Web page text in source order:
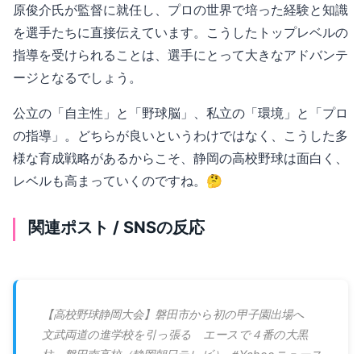
原俊介氏が監督に就任し、プロの世界で培った経験と知識
を選手たちに直接伝えています。こうしたトップレベルの
指導を受けられることは、選手にとって大きなアドバンテ
ージとなるでしょう。
公立の「自主性」と「野球脳」、私立の「環境」と「プロ
の指導」。どちらが良いというわけではなく、こうした多
様な育成戦略があるからこそ、静岡の高校野球は面白く、
レベルも高まっていくのですね。🤔
関連ポスト / SNSの反応
【高校野球静岡大会】磐田市から初の甲子園出場へ
文武両道の進学校を引っ張る エースで４番の大黒